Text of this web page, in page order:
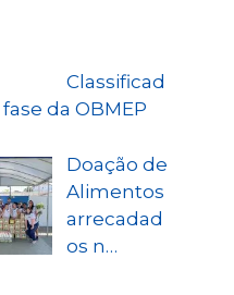
Classificad
fase da OBMEP
Doação de
Alimentos
arrecadad
os n…